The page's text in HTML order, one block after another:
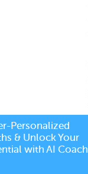
เริ่มต้น >< สิ้นสุด
Personalized
& Unlock Your
with AI Coach